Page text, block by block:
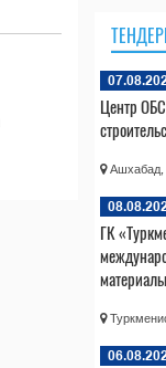
Центр
Ашхабад,
ГК